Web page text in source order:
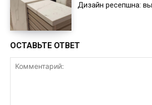
Дизайн ресепшна:
ОСТАВЬТЕ ОТВЕТ